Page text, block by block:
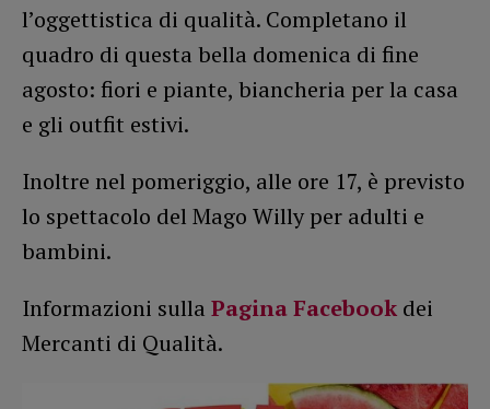
l’oggettistica di qualità. Completano il
quadro di questa bella domenica di fine
agosto: fiori e piante, biancheria per la casa
e gli outfit estivi.
Inoltre nel pomeriggio, alle ore 17, è previsto
lo spettacolo del Mago Willy per adulti e
bambini.
Informazioni sulla Pagina Facebook dei
Mercanti di Qualità.